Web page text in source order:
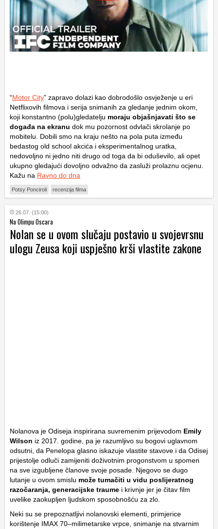
“Motor City” zapravo dolazi kao dobrodošlo osvježenje u eri
Netflixovih filmova i serija snimanih za gledanje jednim okom,
koji konstantno (polu)gledatelju moraju objašnjavati što se
događa na ekranu dok mu pozornost odvlači skrolanje po
mobitelu. Dobili smo na kraju nešto na pola puta između
bedastog old school akcića i eksperimentalnog uratka,
nedovoljno ni jedno niti drugo od toga da bi oduševilo, ali opet
ukupno gledajući dovoljno odvažno da zasluži prolaznu ocjenu.
Kažu na Ravno do dna
Potsy Ponciroli recenzija filma
26.07. (15:00)
Na Olimpu Oscara
Nolan se u ovom slučaju postavio u svojevrsnu
ulogu Zeusa koji uspješno krši vlastite zakone
Nolanova je Odiseja inspirirana suvremenim prijevodom Emily
Wilson iz 2017. godine, pa je razumljivo su bogovi uglavnom
odsutni, da Penelopa glasno iskazuje vlastite stavove i da Odisej
prijestolje odluči zamijeniti doživotnim progonstvom u spomen
na sve izgubljene članove svoje posade. Njegovo se dugo
lutanje u ovom smislu može tumačiti u vidu poslijeratnog
razočaranja, generacijske traume i krivnje jer je čitav film
uvelike zaokupljen ljudskom sposobnošću za zlo.
Neki su se prepoznatljivi nolanovski elementi, primjerice
korištenje IMAX 70–milimetarske vrpce, snimanje na stvarnim